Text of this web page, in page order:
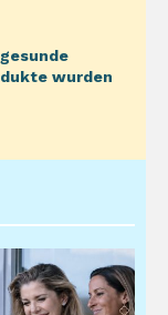
wurden